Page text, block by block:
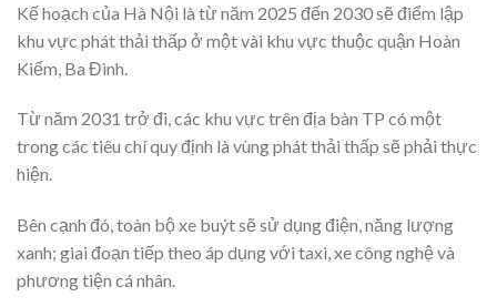
Kế hoạch của Hà Nội là từ năm 2025 đến 2030 sẽ điểm lập
khu vực phát thải thấp ở một vài khu vực thuộc quận Hoàn
Kiếm, Ba Đình.
Từ năm 2031 trở đi, các khu vực trên địa bàn TP có một
trong các tiêu chí quy định là vùng phát thải thấp sẽ phải thực
hiện.
Bên cạnh đó, toàn bộ xe buýt sẽ sử dụng điện, năng lượng
xanh; giai đoạn tiếp theo áp dụng với taxi, xe công nghệ và
phương tiện cá nhân.